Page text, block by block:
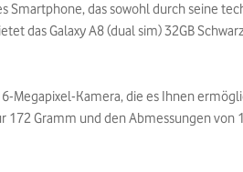
Smartphone, das sowohl durch seine
das Galaxy A8 (dual sim) 32GB
Megapixel-Kamera, die es Ihnen
Gramm und den Abmessungen von